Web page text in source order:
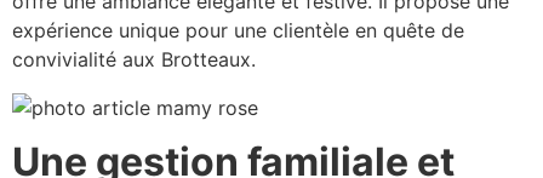
expérience unique pour une clientèle en quête de
convivialité aux Brotteaux.
Une gestion familiale et